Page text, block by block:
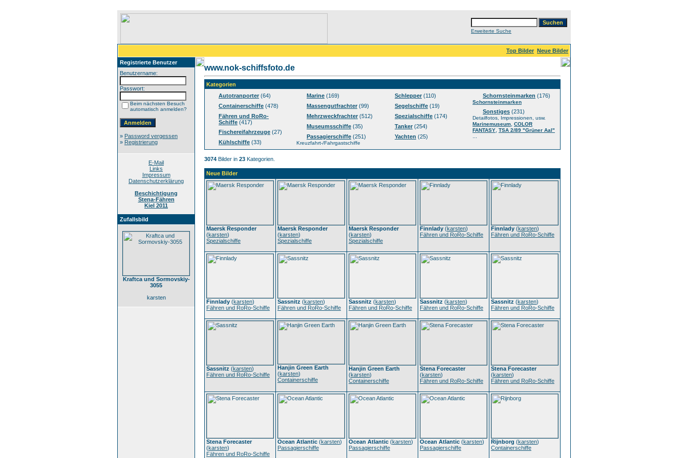
Erweiterte Suche
Top Bilder Neue Bilder
Registrierte Benutzer
Benutzername:
Passwort:
Beim nächsten Besuch
automatisch anmelden?
» Password vergessen
» Registrierung
E-Mail
Links
Impressum
Datenschutzerklärung
Beschichtigung
Stena-Fähren
Kiel 2011
Zufallsbild
Kraftca und Sormovskiy-
3055
karsten
www.nok-schiffsfoto.de
Kategorien
Autotranporter(64)
Containerschiffe (478)
Fähren und RoRo-
Schiffe (417)
Fischereifahrzeuge (27)
Kühlschiffe (33)
Marine (169)
Massengutfrachter(99)
Mehrzweckfrachter(512)
Museumsschiffe (35)
Passagierschiffe (251)
Kreuzfahrt-/Fahrgastschiffe
Schlepper(110)
Segelschiffe (19)
Spezialschiffe (174)
Tanker(254)
Yachten (25)
Schornsteinmarken (176)
Schornsteinmarken
Sonstiges (231)
Detailfotos, Impressionen, usw.
Marinemuseum COLOR
FANTASY TSA 2/89 "Grüner Aal"
3074 Bilder in 23 Kategorien.
Neue Bilder
Maersk Responder
(karsten)
Spezialschiffe
Maersk Responder
(karsten)
Spezialschiffe
Maersk Responder
(karsten)
Spezialschiffe
Finnlady (karsten)
Fähren und RoRo-Schiffe
Finnlady (karsten)
Fähren und RoRo-Schiffe
Finnlady (karsten)
Fähren und RoRo-Schiffe
Sassnitz (karsten)
Fähren und RoRo-Schiffe
Sassnitz (karsten)
Fähren und RoRo-Schiffe
Sassnitz (karsten)
Fähren und RoRo-Schiffe
Sassnitz (karsten)
Fähren und RoRo-Schiffe
Sassnitz (karsten)
Fähren und RoRo-Schiffe
Hanjin Green Earth
(karsten)
Containerschiffe
Hanjin Green Earth
(karsten)
Containerschiffe
Stena Forecaster
(karsten)
Fähren und RoRo-Schiffe
Stena Forecaster
(karsten)
Fähren und RoRo-Schiffe
Stena Forecaster
(karsten)
Fähren und RoRo-Schiffe
Ocean Atlantic (karsten)
Passagierschiffe
Ocean Atlantic (karsten)
Passagierschiffe
Ocean Atlantic (karsten)
Passagierschiffe
Rijnborg (karsten)
Containerschiffe